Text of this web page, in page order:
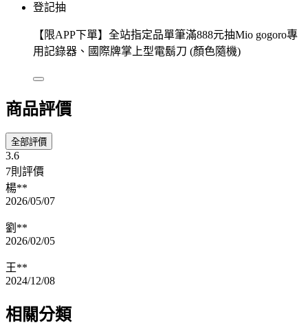
登記抽
【限APP下單】全站指定品單筆滿888元抽Mio gogoro專
用記錄器、國際牌掌上型電鬍刀 (顏色隨機)
商品評價
全部評價
3.6
7則評價
楊**
2026/05/07
劉**
2026/02/05
王**
2024/12/08
相關分類